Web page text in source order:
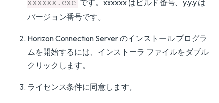
xxxxxx.exe です。xxxxxx はビルド番号、y.y.y は
バージョン番号です。
Horizon Connection Server のインストール プログラ
ムを開始するには、インストーラ ファイルをダブル
クリックします。
ライセンス条件に同意します。